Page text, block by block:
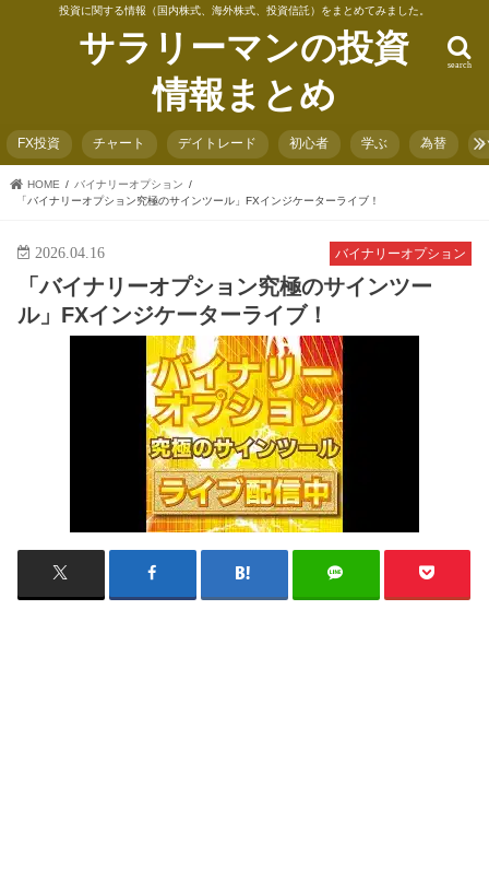
投資に関する情報（国内株式、海外株式、投資信託）をまとめてみました。
サラリーマンの投資
情報まとめ
search
FX投資 チャート デイトレード 初心者 学ぶ 為替
HOME
バイナリーオプション
「バイナリーオプション究極のサインツール」FXインジケーターライブ！
バイナリーオプション
2026.04.16
「バイナリーオプション究極のサインツー
ル」FXインジケーターライブ！